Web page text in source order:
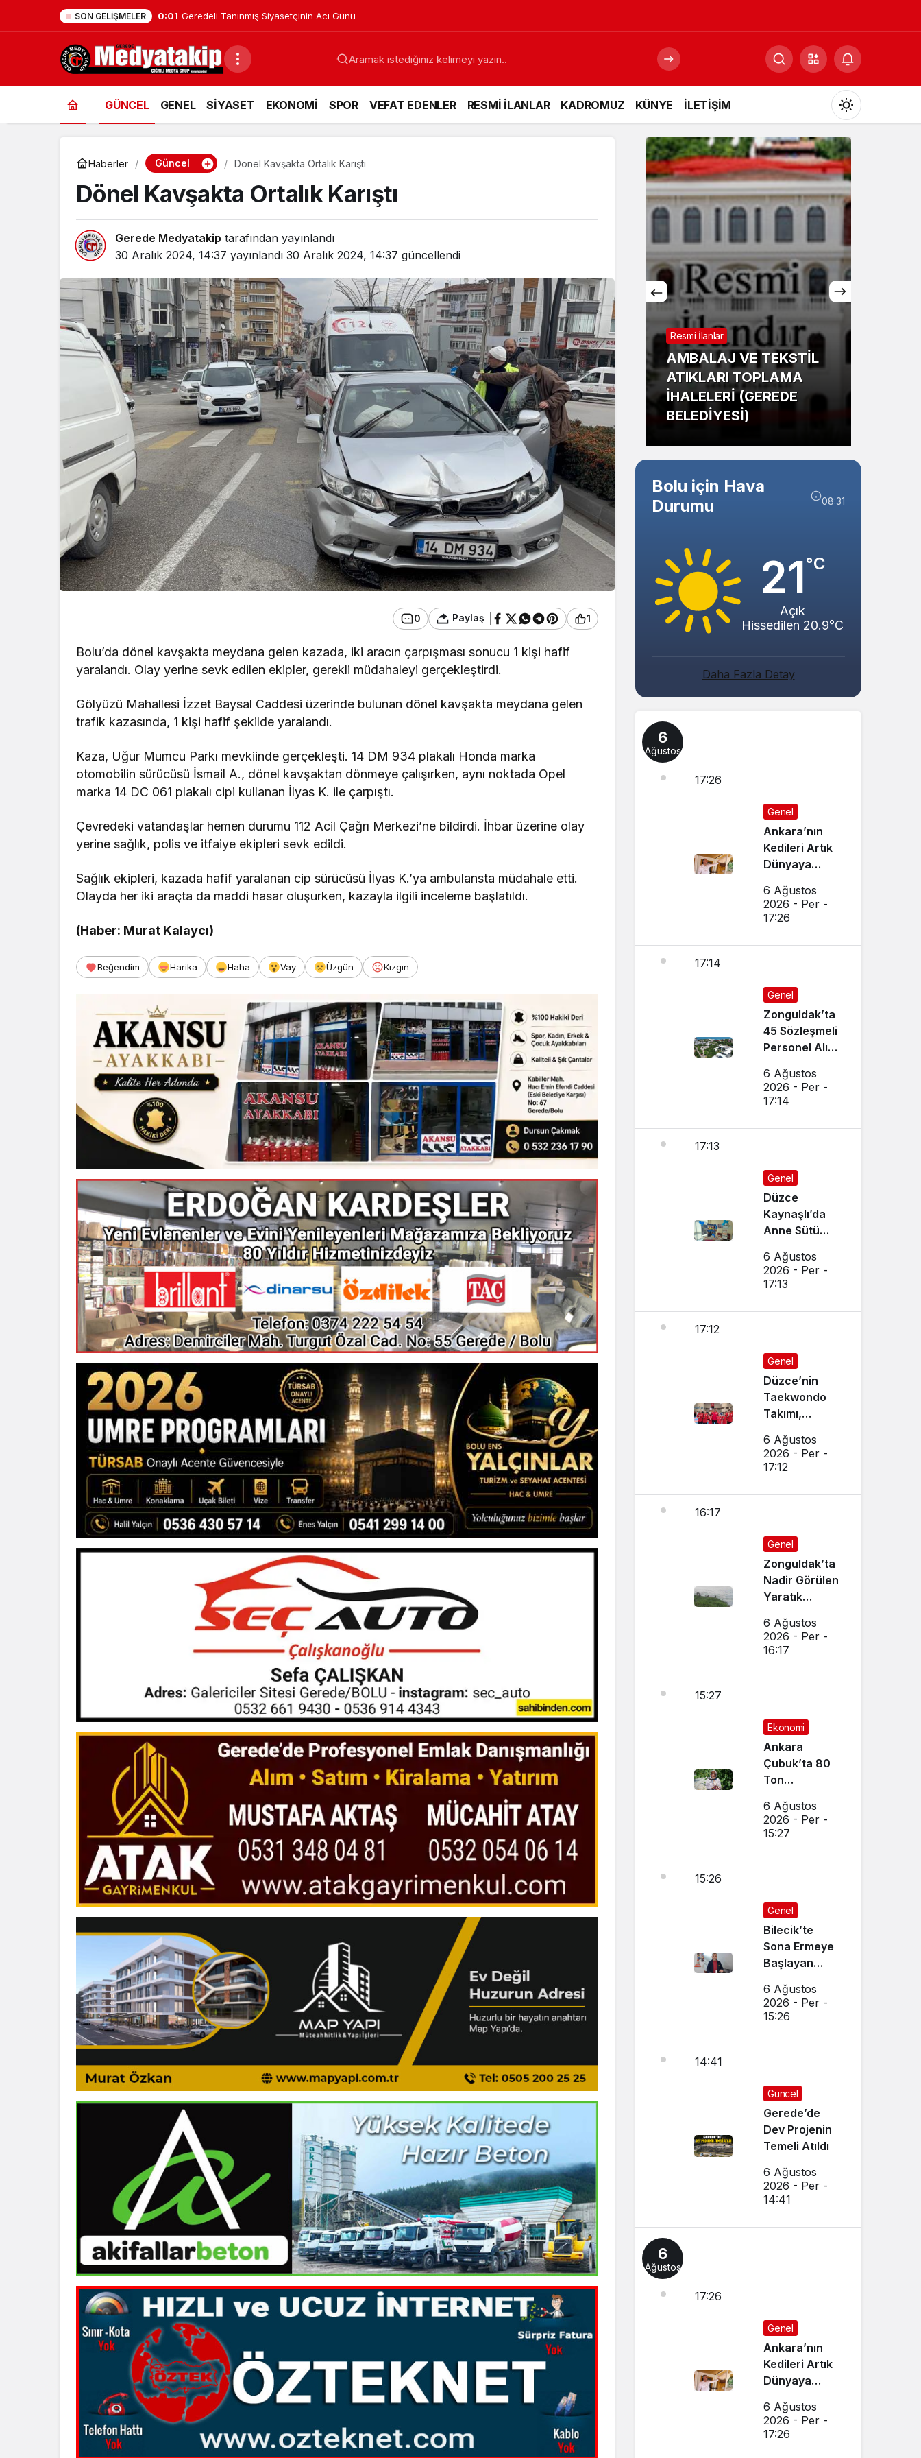
SON GELIŞMELER 0:01 Geredeli Tanınmış Siyasetçinin Acı Günü
GÜNCEL GENEL SİYASET EKONOMİ SPOR VEFAT EDENLER RESMİ İLANLAR KADROMUZ KÜNYE İLETİŞİM
Mod
değiştir
Gündüz Modu
Gece Modu
Gece modunu seçin.
Sistem Modu
Sistem modunu seçin.
Haberler Güncel Dönel Kavşakta Ortalık Karıştı
Dönel Kavşakta Ortalık Karıştı
Gerede Medyatakip tarafından yayınlandı
30 Aralık 2024, 14:37 yayınlandı 30 Aralık 2024, 14:37 güncellendi
0 Paylaş 1
Bolu’da dönel kavşakta meydana gelen kazada, iki aracın çarpışması sonucu 1 kişi hafif
yaralandı. Olay yerine sevk edilen ekipler, gerekli müdahaleyi gerçekleştirdi.
Gölyüzü Mahallesi İzzet Baysal Caddesi üzerinde bulunan dönel kavşakta meydana gelen
trafik kazasında, 1 kişi hafif şekilde yaralandı.
Kaza, Uğur Mumcu Parkı mevkiinde gerçekleşti. 14 DM 934 plakalı Honda marka
otomobilin sürücüsü İsmail A., dönel kavşaktan dönmeye çalışırken, aynı noktada Opel
marka 14 DC 061 plakalı cipi kullanan İlyas K. ile çarpıştı.
Çevredeki vatandaşlar hemen durumu 112 Acil Çağrı Merkezi’ne bildirdi. İhbar üzerine olay
yerine sağlık, polis ve itfaiye ekipleri sevk edildi.
Sağlık ekipleri, kazada hafif yaralanan cip sürücüsü İlyas K.’ya ambulansta müdahale etti.
Olayda her iki araçta da maddi hasar oluşurken, kazayla ilgili inceleme başlatıldı.
(Haber: Murat Kalaycı)
Beğendim Harika Haha Vay Üzgün Kızgın
Güncel
Gerede’de Çirkin Olay:
Emniyet Soruşturma
Başlattı
Güncel
Geredeli Tanınmış
Siyasetçinin Acı Günü
Resmi İlanlar
AMBALAJ VE TEKSTİL
ATIKLARI TOPLAMA
İHALELERİ (GEREDE
BELEDİYESİ)
Bolu için Hava
Durumu
08:31
21°C
Açık
Hissedilen 20.9°C
Daha Fazla Detay
6
Ağustos
17:26
Genel
Ankara’nın
Kedileri Artık
Dünyaya
Tanıtılıyor
6 Ağustos
2026 - Per -
17:26
17:14
Genel
Zonguldak’ta
45 Sözleşmeli
Personel Alımı
6 Ağustos
2026 - Per -
17:14
17:13
Genel
Düzce
Kaynaşlı’da
Anne Sütü
İçin Etkinlik
Düzenlendi
6 Ağustos
2026 - Per -
17:13
17:12
Genel
Düzce’nin
Taekwondo
Takımı,
Başarı
Sağladı
6 Ağustos
2026 - Per -
17:12
16:17
Genel
Zonguldak’ta
Nadir Görülen
Yaratık
6 Ağustos
2026 - Per -
16:17
15:27
Ekonomi
Ankara
Çubuk’ta 80
Ton
6 Ağustos
2026 - Per -
15:27
15:26
Genel
Bilecik’te
Sona Ermeye
Başlayan
Sürdürüyor
6 Ağustos
2026 - Per -
15:26
14:41
Güncel
Gerede’de
Dev Projenin
Temeli Atıldı
6 Ağustos
2026 - Per -
14:41
6
Ağustos
17:26
Genel
Ankara’nın
Kedileri Artık
Dünyaya
Tanıtılıyor
6 Ağustos
2026 - Per -
17:26